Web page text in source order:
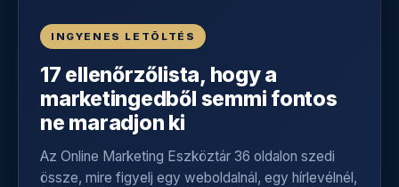
INGYENES LETÖLTÉS
17 ellenőrzőlista, hogy a
marketingedből semmi fontos
ne maradjon ki
Az Online Marketing Eszköztár 36 oldalon szedi
össze, mire figyelj egy weboldalnál, egy hírlevélnél,